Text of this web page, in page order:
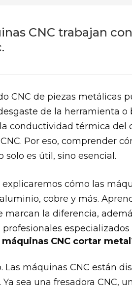
CNC trabajan
CNC de piezas metálicas
de la herramienta o
conductividad térmica del
Por eso, comprender
solo es útil, sino esencial.
explicaremos cómo las
cobre y más.
marcan la diferencia,
máquinas CNC cortar
Las máquinas CNC están
sea una fresadora CNC,